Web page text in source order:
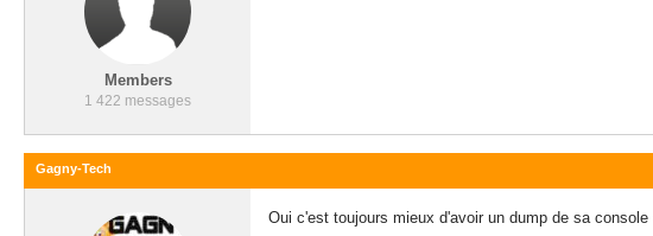
Members
1 422 messages
Gagny-Tech
Oui c'est toujours mieux d'avoir un dump de sa console